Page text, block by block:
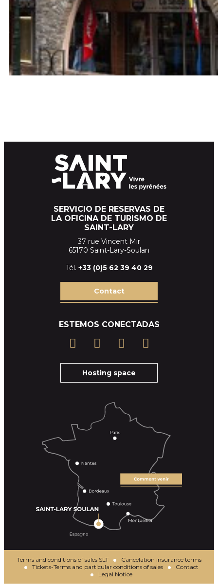
SERVICIO DE RESERVAS DE
LA OFICINA DE TURISMO DE
SAINT-LARY
37 rue Vincent Mir
65170 Saint-Lary-Soulan
Tél. +33 (0)5 62 39 40 29
Contact
ESTEMOS CONECTADAS
Hosting space
Terms and conditions of sales SLT
Cancelation insurance terms
Tickets-Terms and particular conditions of sales
Contact
Legal Notice